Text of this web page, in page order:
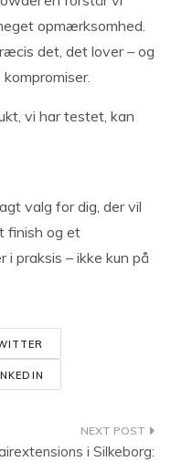
opmærksomhed.
det, det lover – og
vi har testet, kan
valg for dig, der vil
finish og et
praksis – ikke kun på
i Silkeborg: